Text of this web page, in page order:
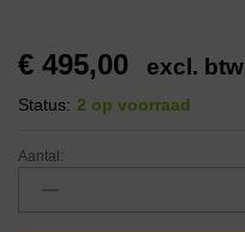
€ 495,00 excl. btw
Status: 2 op voorraad
Aantal: